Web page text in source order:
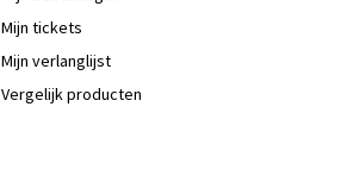
Mijn tickets
Mijn verlanglijst
Vergelijk producten